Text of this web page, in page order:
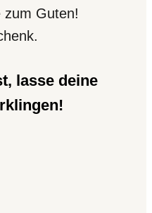
zum Guten!
lasse deine